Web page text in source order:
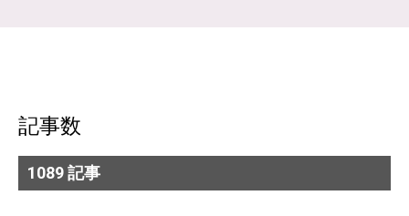
記事数
1089 記事